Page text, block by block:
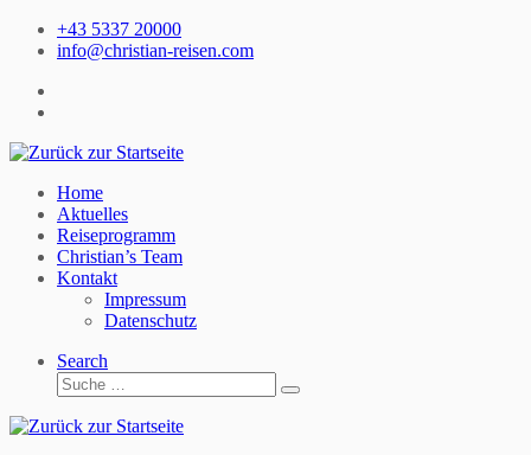
Zum
Inhalt
+43 5337 20000
info@christian-reisen.com
Home
Aktuelles
Reiseprogramm
Christian’s Team
Kontakt
Impressum
Datenschutz
Search
Suche
Suche